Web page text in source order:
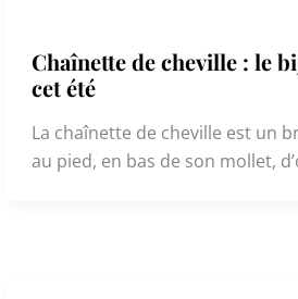
Chaînette de cheville : le
cet été
La chaînette de cheville est un
au pied, en bas de son mollet,